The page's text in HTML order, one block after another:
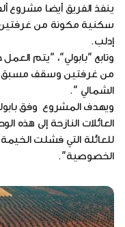
سكنية مكونة من غرفتين
إدلب.
من غرفتين وسقف مسبق
الشمالي ".
ويهدف المشروع وفق
العائلات النازحة إلى هذه
للعائلة التي فشلت
الخصوصية".